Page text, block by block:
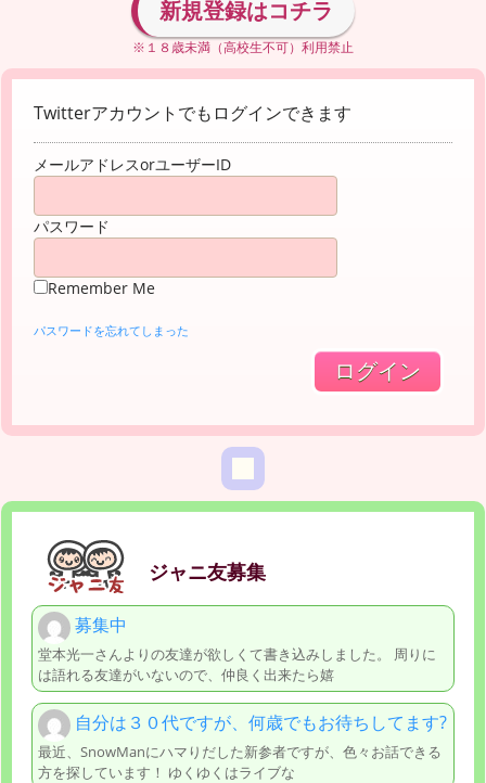
新規登録はコチラ
※１８歳未満（高校生不可）利用禁止
Twitterアカウントでもログインできます
メールアドレスorユーザーID
パスワード
Remember Me
パスワードを忘れてしまった
ジャニ友募集
募集中
堂本光一さんよりの友達が欲しくて書き込みしました。 周りに
は語れる友達がいないので、仲良く出来たら嬉
自分は３０代ですが、何歳でもお待ちしてます?
最近、SnowManにハマりだした新参者ですが、色々お話できる
方を探しています！ ゆくゆくはライブな